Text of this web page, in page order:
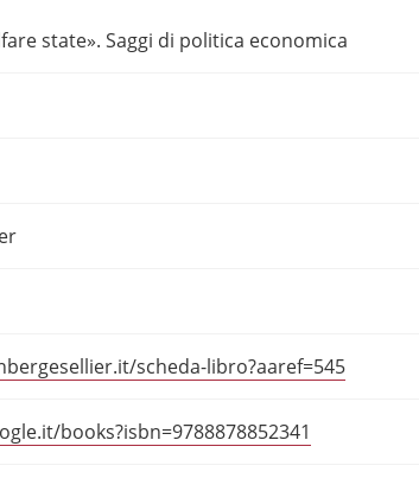
state». Saggi di politica economica
scheda-libro?aaref=545
books?isbn=9788878852341